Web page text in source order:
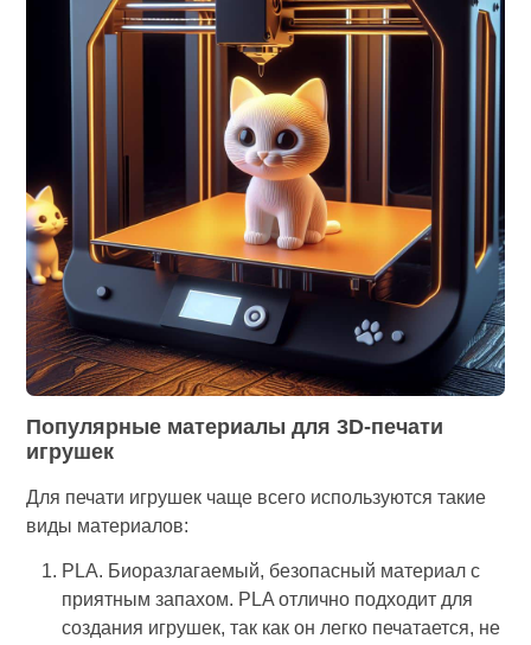
Популярные материалы для 3D-печати
игрушек
Для печати игрушек чаще всего используются такие
виды материалов:
PLA. Биоразлагаемый, безопасный материал с
приятным запахом. PLA отлично подходит для
создания игрушек, так как он легко печатается, не